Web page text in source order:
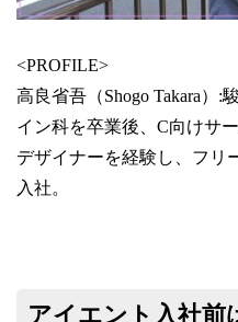
<PROFILE>
高良省吾（Shogo Takara）:
イン科を卒業後、C向けサ
デザイナーを経験し、フリ
入社。
アイエント入社前